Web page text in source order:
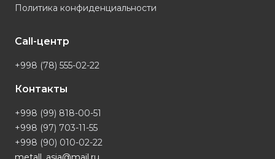
Политика конфиденциальности
Call-центр
+998 (78) 555-02-22
Контакты
+998 (99) 818-00-51
+998 (97) 703-11-55
+998 (90) 010-02-22